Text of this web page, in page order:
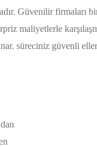
Güvenilir firmaları
maliyetlerle
süreciniz güvenli